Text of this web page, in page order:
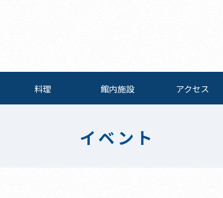
料理 館内施設 アクセス
イベント